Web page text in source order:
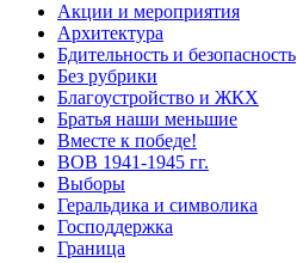
Акции и мероприятия
Архитектура
Бдительность и безопасность
Без рубрики
Благоустройство и ЖКХ
Братья наши меньшие
Вместе к победе!
ВОВ 1941-1945 гг.
Выборы
Геральдика и символика
Господдержка
Граница